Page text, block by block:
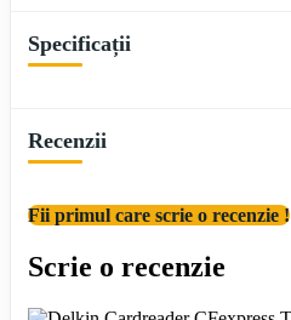
Specificații
Recenzii
Fii primul care scrie o recenzie !
Scrie o recenzie